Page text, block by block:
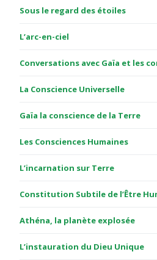
Sous le regard des étoiles
L’arc-en-ciel
Conversations avec Gaïa et les
La Conscience Universelle
Gaïa la conscience de la Terre
Les Consciences Humaines
L’incarnation sur Terre
Constitution Subtile de l’Être
Athéna, la planète explosée
L’instauration du Dieu Unique